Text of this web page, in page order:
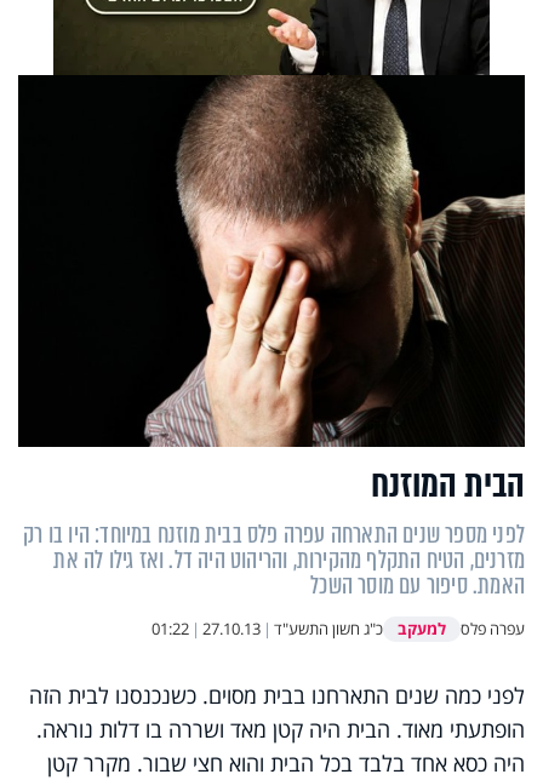
הבית המוזנח
לפני מספר שנים התארחה עפרה פלס בבית מוזנח במיוחד: היו בו רק
מזרנים, הטיח התקלף מהקירות, והריהוט היה דל. ואז גילו לה את
האמת. סיפור עם מוסר השכל
עפרה פלס למעקב כ"ג חשון התשע"ד |
27.10.13
|
01:22
לפני כמה שנים התארחנו בבית מסוים. כשנכנסנו לבית הזה
הופתעתי מאוד. הבית היה קטן מאד ושררה בו דלות נוראה.
היה כסא אחד בלבד בכל הבית והוא חצי שבור. מקרר קטן